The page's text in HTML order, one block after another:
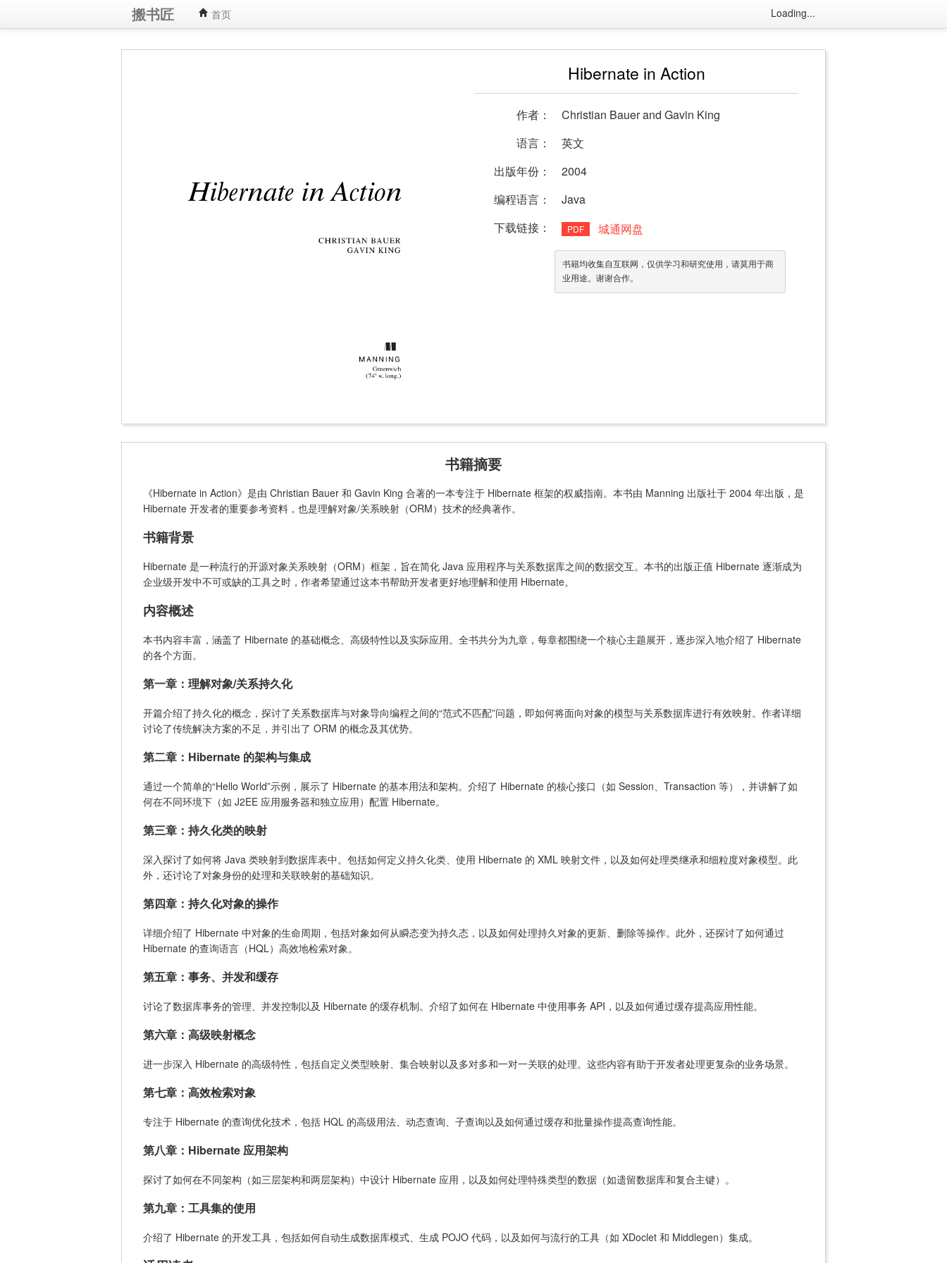
搬书匠 首页 Loading...
Hibernate in Action
作者：
Christian Bauer and Gavin King
语言：
英文
出版年份：
2004
编程语言：
Java
下载链接：
PDF 城通网盘
书籍均收集自互联网，仅供学习和研究使用，请莫用于商
业用途。谢谢合作。
书籍摘要
《Hibernate in Action》是由 Christian Bauer 和 Gavin King 合著的一本专注于 Hibernate 框架的权威指南。本书由 Manning 出版社于 2004 年出版，是
Hibernate 开发者的重要参考资料，也是理解对象/关系映射（ORM）技术的经典著作。
书籍背景
Hibernate 是一种流行的开源对象关系映射（ORM）框架，旨在简化 Java 应用程序与关系数据库之间的数据交互。本书的出版正值 Hibernate 逐渐成为
企业级开发中不可或缺的工具之时，作者希望通过这本书帮助开发者更好地理解和使用 Hibernate。
内容概述
本书内容丰富，涵盖了 Hibernate 的基础概念、高级特性以及实际应用。全书共分为九章，每章都围绕一个核心主题展开，逐步深入地介绍了 Hibernate
的各个方面。
第一章：理解对象/关系持久化
开篇介绍了持久化的概念，探讨了关系数据库与对象导向编程之间的“范式不匹配”问题，即如何将面向对象的模型与关系数据库进行有效映射。作者详细
讨论了传统解决方案的不足，并引出了 ORM 的概念及其优势。
第二章：Hibernate 的架构与集成
通过一个简单的“Hello World”示例，展示了 Hibernate 的基本用法和架构。介绍了 Hibernate 的核心接口（如 Session、Transaction 等），并讲解了如
何在不同环境下（如 J2EE 应用服务器和独立应用）配置 Hibernate。
第三章：持久化类的映射
深入探讨了如何将 Java 类映射到数据库表中。包括如何定义持久化类、使用 Hibernate 的 XML 映射文件，以及如何处理类继承和细粒度对象模型。此
外，还讨论了对象身份的处理和关联映射的基础知识。
第四章：持久化对象的操作
详细介绍了 Hibernate 中对象的生命周期，包括对象如何从瞬态变为持久态，以及如何处理持久对象的更新、删除等操作。此外，还探讨了如何通过
Hibernate 的查询语言（HQL）高效地检索对象。
第五章：事务、并发和缓存
讨论了数据库事务的管理、并发控制以及 Hibernate 的缓存机制。介绍了如何在 Hibernate 中使用事务 API，以及如何通过缓存提高应用性能。
第六章：高级映射概念
进一步深入 Hibernate 的高级特性，包括自定义类型映射、集合映射以及多对多和一对一关联的处理。这些内容有助于开发者处理更复杂的业务场景。
第七章：高效检索对象
专注于 Hibernate 的查询优化技术，包括 HQL 的高级用法、动态查询、子查询以及如何通过缓存和批量操作提高查询性能。
第八章：Hibernate 应用架构
探讨了如何在不同架构（如三层架构和两层架构）中设计 Hibernate 应用，以及如何处理特殊类型的数据（如遗留数据库和复合主键）。
第九章：工具集的使用
介绍了 Hibernate 的开发工具，包括如何自动生成数据库模式、生成 POJO 代码，以及如何与流行的工具（如 XDoclet 和 Middlegen）集成。